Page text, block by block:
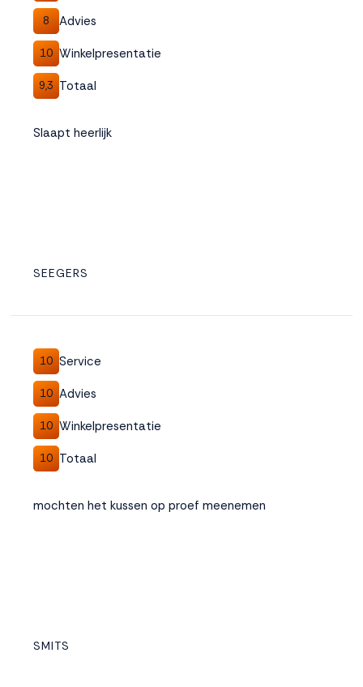
8 Advies
10 Winkelpresentatie
9,3 Totaal
Slaapt heerlijk
SEEGERS
10 Service
10 Advies
10 Winkelpresentatie
10 Totaal
mochten het kussen op proef meenemen
SMITS